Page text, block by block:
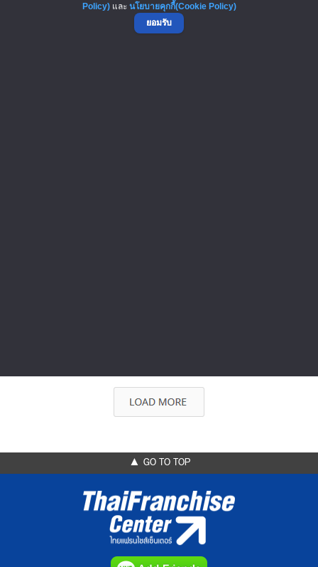
▲ GO TO TOP
Policy)และ นโยบายคุกกี้(Cookie Policy)
ยอมรับ